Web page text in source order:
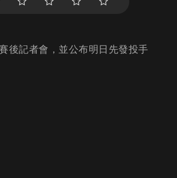
後記者會，並公布明日先發投手